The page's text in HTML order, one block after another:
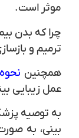
موثر است.
چرا که بدن
ترمیم و
همچنین
عمل زیبایی
به توصیه
بینی، به